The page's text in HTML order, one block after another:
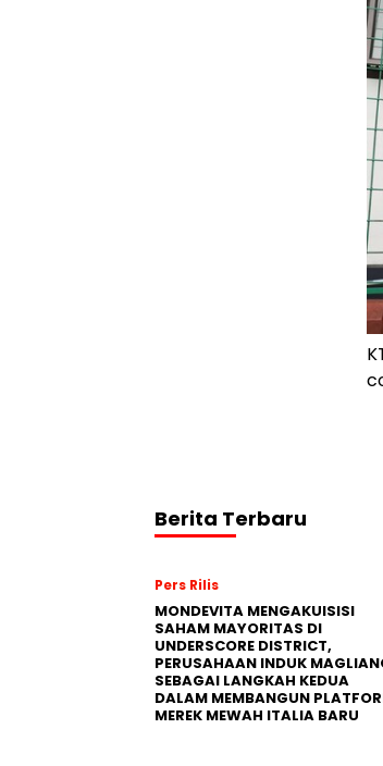
Berita Terbaru
Pers Rilis
MONDEVITA MENGAKUISISI
SAHAM MAYORITAS DI
UNDERSCORE DISTRICT,
PERUSAHAAN INDUK
SEBAGAI LANGKAH KEDUA
DALAM MEMBANGUN
MEREK MEWAH ITALIA BARU